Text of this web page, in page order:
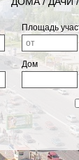
Площадь
Дом